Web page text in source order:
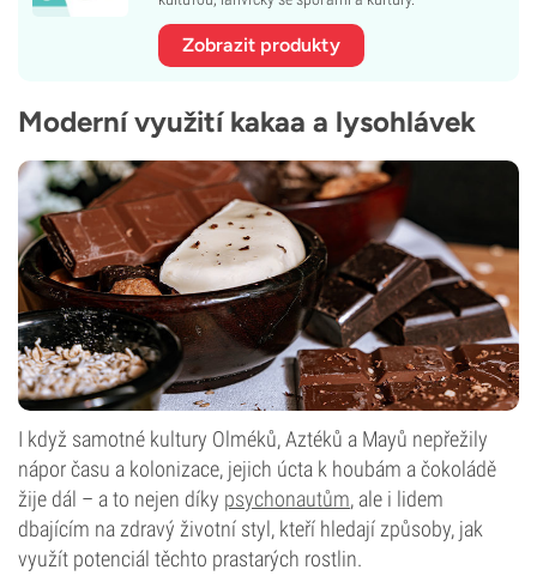
Zobrazit produkty
Moderní využití kakaa a lysohlávek
I když samotné kultury Olméků, Aztéků a Mayů nepřežily
nápor času a kolonizace, jejich úcta k houbám a čokoládě
žije dál – a to nejen díky psychonautům, ale i lidem
dbajícím na zdravý životní styl, kteří hledají způsoby, jak
využít potenciál těchto prastarých rostlin.